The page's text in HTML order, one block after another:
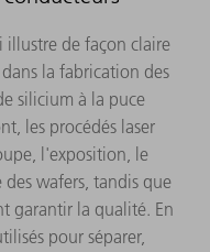
de façon claire
la fabrication des
silicium à la puce
les procédés laser
l'exposition, le
wafers, tandis que
garantir la qualité. En
pour séparer,